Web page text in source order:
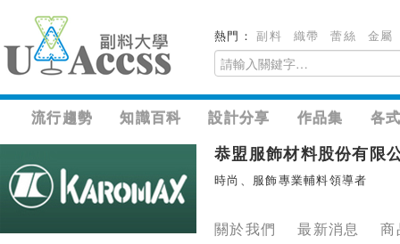
熱門：副料 織帶 蕾絲 金屬
流行趨勢 知識百科 設計分享 作品集 各
恭盟服飾材料股份有限
時尚、服飾專業輔料領導者
關於我們 最新消息 商